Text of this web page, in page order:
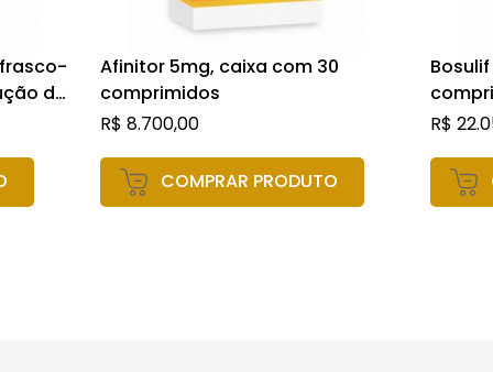
frasco-
de
Afinitor 5mg, caixa com 30
comprimidos
R$ 8.700,00
COMPRAR PRODUTO
R$